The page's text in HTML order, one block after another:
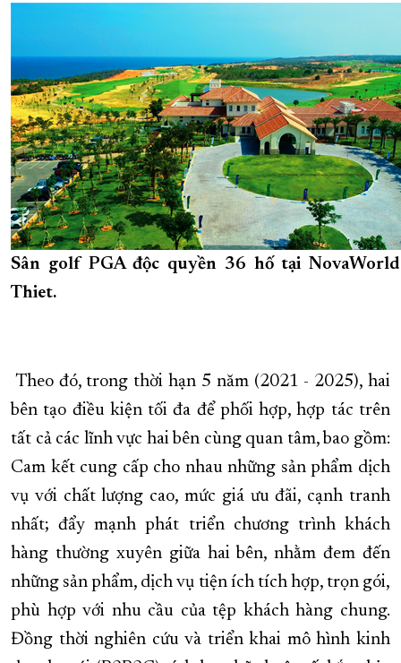
Sân golf PGA độc quyền 36 hố tại
Thiet.
Theo đó, trong thời hạn 5 năm (2021 - 2025), hai
bên tạo điều kiện tối đa để phối hợp, hợp tác trên
tất cả các lĩnh vực hai bên cùng quan tâm, bao gồm:
Cam kết cung cấp cho nhau những sản phẩm dịch
vụ với chất lượng cao, mức giá ưu đãi, cạnh tranh
nhất; đẩy mạnh phát triển chương trình khách
hàng thường xuyên giữa hai bên, nhằm đem đến
những sản phẩm, dịch vụ tiện ích tích hợp, trọn gói,
phù hợp với nhu cầu của tệp khách hàng chung.
Đồng thời nghiên cứu và triển khai mô hình kinh